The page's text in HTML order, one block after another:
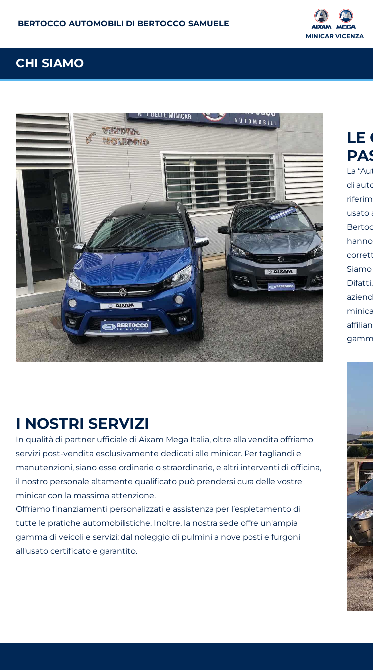
BERTOCCO AUTOMOBILI DI BERTOCCO SAMUELE
MINICAR VICENZA
CHI SIAMO
LE
La
di
usato
I NOSTRI SERVIZI
In qualità di partner ufficiale di Aixam Mega Italia, oltre alla vendita offriamo
servizi post-vendita esclusivamente dedicati alle minicar. Per tagliandi e
manutenzioni, siano esse ordinarie o straordinarie, e altri interventi di officina,
il nostro personale altamente qualificato può prendersi cura delle vostre
minicar con la massima attenzione.
Offriamo finanziamenti personalizzati e assistenza per l’espletamento di
tutte le pratiche automobilistiche. Inoltre, la nostra sede offre un'ampia
gamma di veicoli e servizi: dal noleggio di pulmini a nove posti e furgoni
all'usato certificato e garantito.